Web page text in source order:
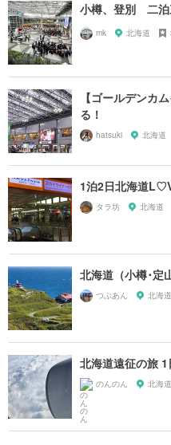
小樽、登別 二
mk 北海道
【ゴールデンカ
る！
hatsuki 北海道
1泊2日北海道
タラ坊 北海道
北海道（小樽･定
つぶあん 北海道
北海道遠征の旅 1
のんのん 北海道